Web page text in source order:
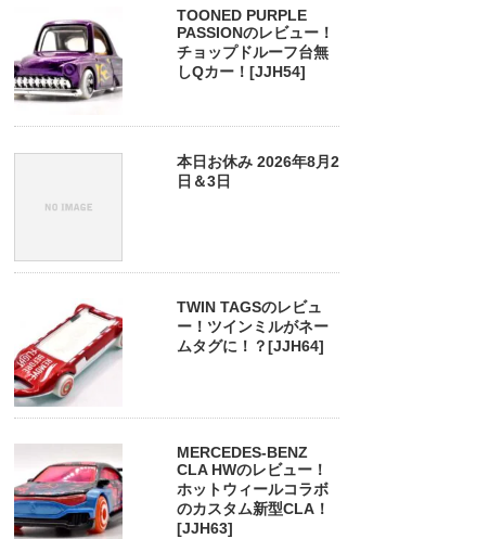
TOONED PURPLE
PASSIONのレビュー！
チョップドルーフ台無
しQカー！[JJH54]
本日お休み 2026年8月2
日＆3日
TWIN TAGSのレビュ
ー！ツインミルがネー
ムタグに！？[JJH64]
MERCEDES-BENZ
CLA HWのレビュー！
ホットウィールコラボ
のカスタム新型CLA！
[JJH63]